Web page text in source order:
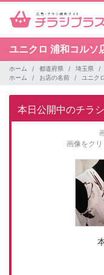
ユニクロ 浦和コルソ
ホーム 都道府県 埼玉県
ホーム
お店の名前 ユニクロ
本日公開中のチラシ
画像をクリ